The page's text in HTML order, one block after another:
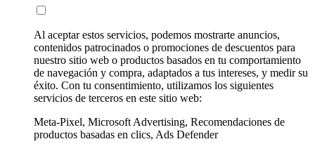
Al aceptar estos servicios, podemos mostrarte anuncios,
contenidos patrocinados o promociones de descuentos para
nuestro sitio web o productos basados en tu comportamiento
de navegación y compra, adaptados a tus intereses, y medir su
éxito. Con tu consentimiento, utilizamos los siguientes
servicios de terceros en este sitio web:
Meta-Pixel, Microsoft Advertising, Recomendaciones de
productos basadas en clics, Ads Defender